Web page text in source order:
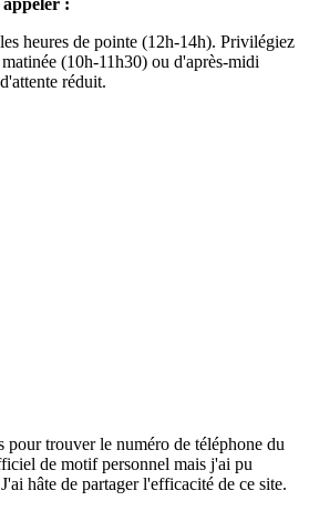
heures de pointe (12h-14h). Privilégiez
(10h-11h30) ou d'après-midi
réduit.
pour trouver le numéro de téléphone du
de motif personnel mais j'ai pu
hâte de partager l'efficacité de ce site.